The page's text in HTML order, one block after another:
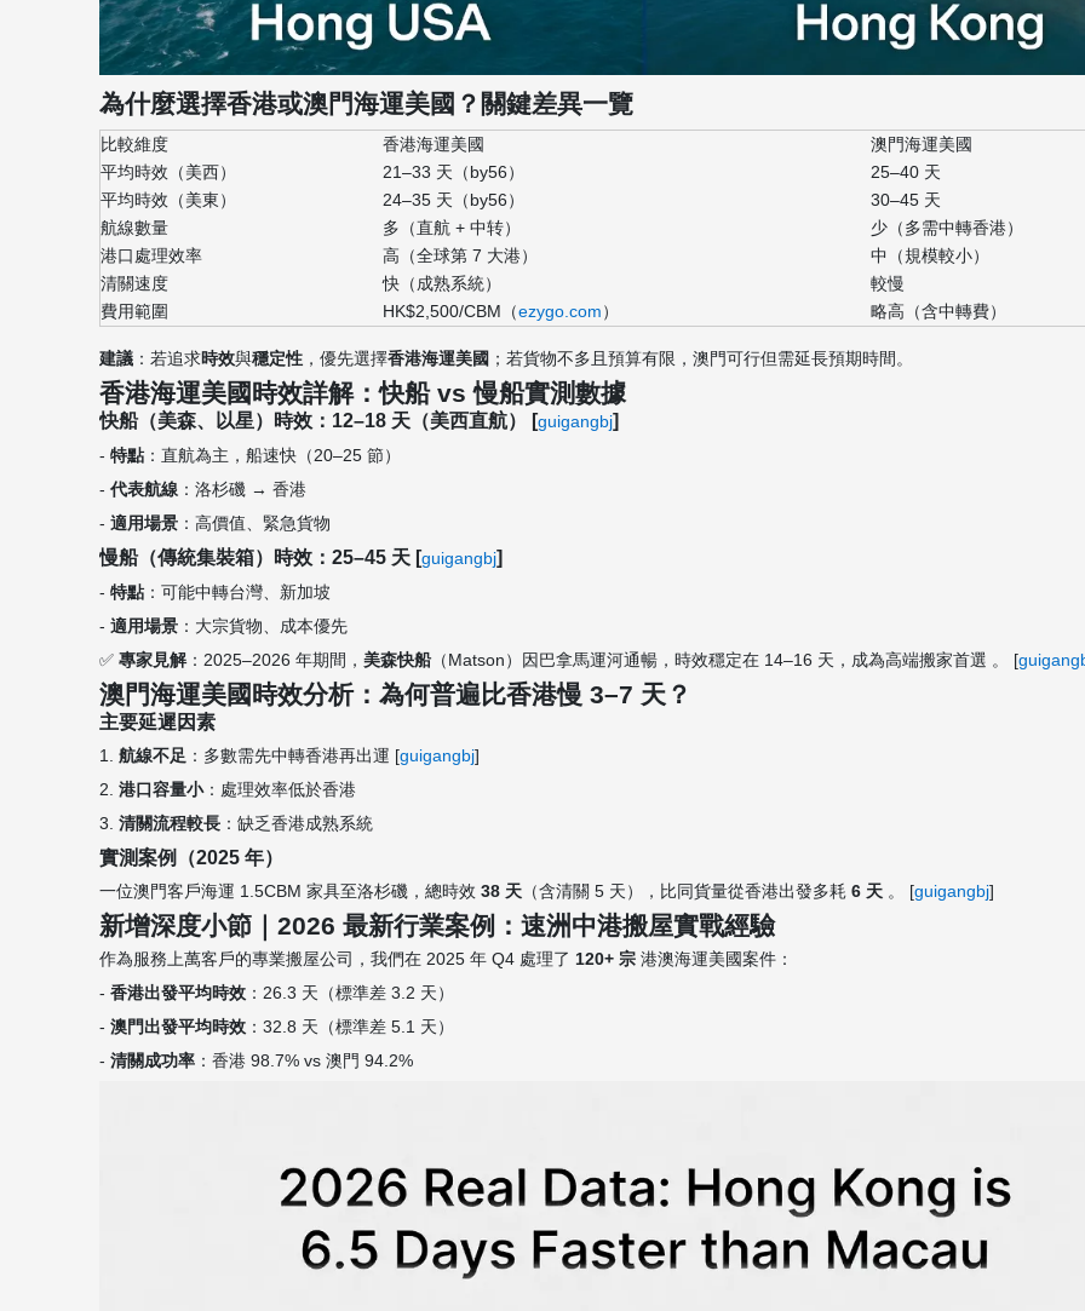
為什麼選擇香港或澳門海運美國？關鍵差異一覽
比較維度 香港海運美國
澳門海運美國
平均時效（美西）
21–33 天（by56）
25–40 天
平均時效（美東）
24–35 天（by56）
30–45 天
航線數量
多（直航 + 中转）
少（多需中轉香港）
港口處理效率
高（全球第 7 大港）
中（規模較小）
清關速度
快（成熟系統）
較慢
費用範圍
HK$2,500/CBM（ezygo.com） 略高（含中轉費）
建議 ：若追求時效與穩定性 ，優先選擇香港海運美國 ；若貨物不多且預算有限，澳門可行但需延長預期時間。
香港海運美國時效詳解：快船 vs 慢船實測數據
快船（美森、以星）時效：12–18 天（美西直航） [guigangbj]
- 特點 ：直航為主，船速快（20–25 節）
- 代表航線 ：洛杉磯 → 香港
- 適用場景 ：高價值、緊急貨物
慢船（傳統集裝箱）時效：25–45 天 [guigangbj]
- 特點 ：可能中轉台灣、新加坡
- 適用場景 ：大宗貨物、成本優先
✅ 專家見解：2025–2026 年期間， 美森快船（Matson）因巴拿馬運河通暢，時效穩定在 14–16 天，成為高端搬家首選 。 [
澳門海運美國時效分析：為何普遍比香港慢 3–7 天？
主要延遲因素
1. 航線不足 ：多數需先中轉香港再出運 [guigangbj]
2. 港口容量小：處理效率低於香港
3. 清關流程較長 ：缺乏香港成熟系統
實測案例（2025 年）
一位澳門客戶海運 1.5CBM 家具至洛杉磯，總時效 38 天 （含清關 5 天），比同貨量從香港出發多耗 6 天 。 [guigangbj]
新增深度小節｜2026 最新行業案例：速洲中港搬屋實戰經驗
作為服務上萬客戶的專業搬屋公司，我們在 2025 年 Q4 處理了 120+ 宗 港澳海運美國案件：
- 香港出發平均時效 ：26.3 天（標準差 3.2 天）
- 澳門出發平均時效 ：32.8 天（標準差 5.1 天）
- 清關成功率 ：香港 98.7% vs 澳門 94.2%